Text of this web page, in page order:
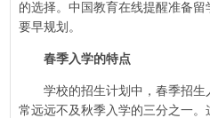
的选择。中国教育在线提醒准备
要早规划。
春季入学的特点
学校的招生计划中，春季招生
常远远不及秋季入学的三分之一